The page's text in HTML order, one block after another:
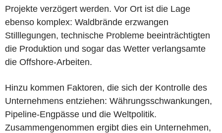
Projekte verzögert werden. Vor Ort ist die Lage
ebenso komplex: Waldbrände erzwangen
Stilllegungen, technische Probleme beeinträchtigten
die Produktion und sogar das Wetter verlangsamte
die Offshore-Arbeiten.
Hinzu kommen Faktoren, die sich der Kontrolle des
Unternehmens entziehen: Währungsschwankungen,
Pipeline-Engpässe und die Weltpolitik.
Zusammengenommen ergibt dies ein Unternehmen,